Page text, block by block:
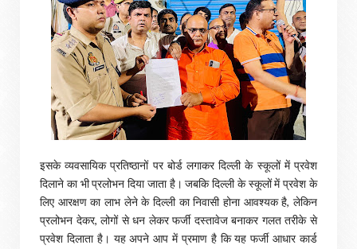
इसके व्यवसायिक प्रतिष्ठानों पर बोर्ड लगाकर दिल्ली के स्कूलों में प्रवेश
दिलाने का भी प्रलोभन दिया जाता है। जबकि दिल्ली के स्कूलों में प्रवेश के
लिए आरक्षण का लाभ लेने के दिल्ली का निवासी होना आवश्यक है, लेकिन
प्रलोभन देकर, लोगों से धन लेकर फर्जी दस्तावेज बनाकर गलत तरीके से
प्रवेश दिलाता है। यह अपने आप में प्रमाण है कि यह फर्जी आधार कार्ड